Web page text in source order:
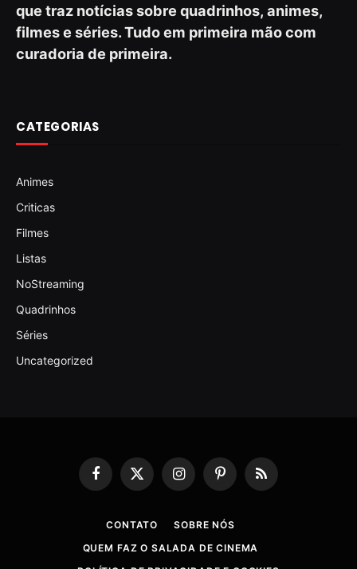
que traz notícias sobre quadrinhos, animes,
filmes e séries. Tudo em primeira mão com
curadoria de primeira.
CATEGORIAS
Animes
Criticas
Filmes
Listas
NoStreaming
Quadrinhos
Séries
Uncategorized
Facebook
X
(Twitter)
InstagramPinterestRSS
CONTATO
SOBRE NÓS
QUEM FAZ O SALADA DE CINEMA